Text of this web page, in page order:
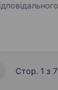
або
Стор. 1 з 7